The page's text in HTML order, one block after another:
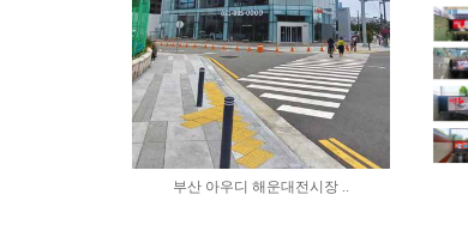
부산 아우디 해운대전시장 ..